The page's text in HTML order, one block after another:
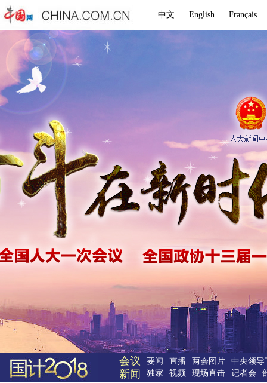
中文 English Français
会议
新闻
要闻 直播 两会图片
中央领导
独家
视频 现场直击 记者会